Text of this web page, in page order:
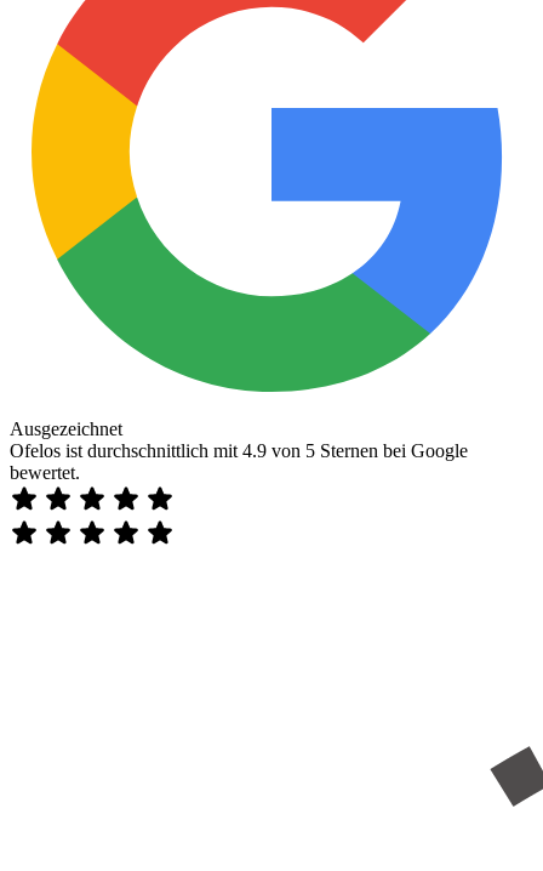
Ausgezeichnet
Ofelos ist durchschnittlich mit 4.9 von 5 Sternen bei Google
bewertet.